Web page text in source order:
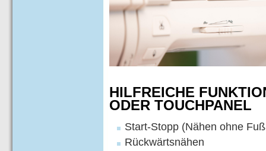
HILFREICHE
ODER TOUCHPANEL
Start-Stopp (Nähen ohne
Rückwärtsnähen